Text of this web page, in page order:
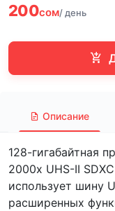
200сом/ день
Описание
128-гигабайтная
2000x UHS-II
использует шину
расширенных